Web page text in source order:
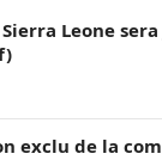
Leone
exclu de la